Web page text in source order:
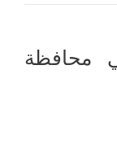
محافظة